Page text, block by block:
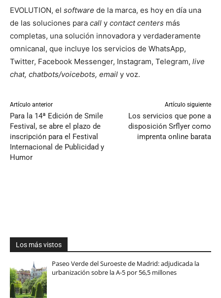
EVOLUTION, el software de la marca, es hoy en día una
de las soluciones para call y contact centers más
completas, una solución innovadora y verdaderamente
omnicanal, que incluye los servicios de WhatsApp,
Twitter, Facebook Messenger, Instagram, Telegram, live
chat, chatbots/voicebots, email y voz.
Artículo anterior
Para la 14ª Edición de Smile
Festival, se abre el plazo de
inscripción para el Festival
Internacional de Publicidad y
Humor
Artículo siguiente
Los servicios que pone a
disposición Srflyer como
imprenta online barata
Los más vistos
Paseo Verde del Suroeste de Madrid: adjudicada la
urbanización sobre la A-5 por 56,5 millones